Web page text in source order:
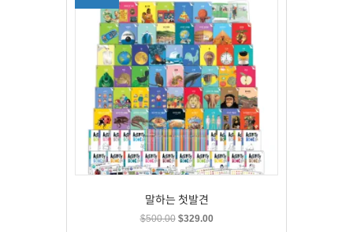
말하는 첫발견
$500.00 Original
$329.00Current